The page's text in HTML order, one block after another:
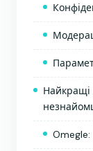
Найкращі